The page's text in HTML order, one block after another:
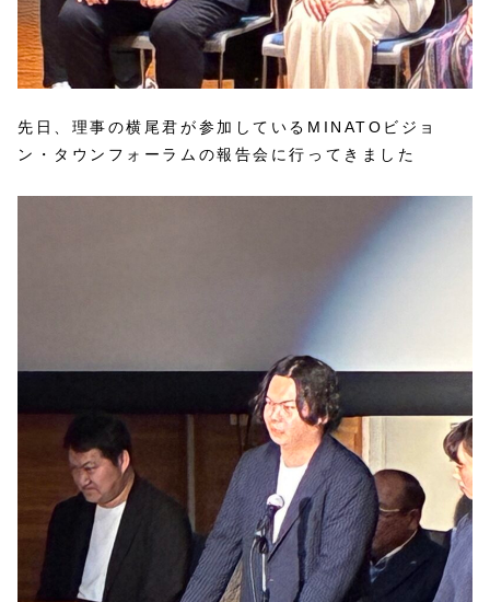
先日、理事の横尾君が参加しているMINATOビジョ
ン・タウンフォーラムの報告会に行ってきました